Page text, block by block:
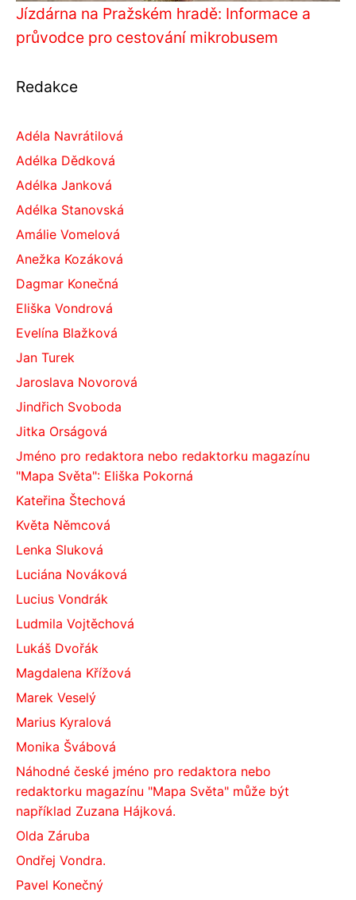
Jízdárna na Pražském hradě: Informace a
průvodce pro cestování mikrobusem
Redakce
Adéla Navrátilová
Adélka Dědková
Adélka Janková
Adélka Stanovská
Amálie Vomelová
Anežka Kozáková
Dagmar Konečná
Eliška Vondrová
Evelína Blažková
Jan Turek
Jaroslava Novorová
Jindřich Svoboda
Jitka Orságová
Jméno pro redaktora nebo redaktorku magazínu
"Mapa Světa": Eliška Pokorná
Kateřina Štechová
Květa Němcová
Lenka Sluková
Luciána Nováková
Lucius Vondrák
Ludmila Vojtěchová
Lukáš Dvořák
Magdalena Křížová
Marek Veselý
Marius Kyralová
Monika Švábová
Náhodné české jméno pro redaktora nebo
redaktorku magazínu "Mapa Světa" může být
například Zuzana Hájková.
Olda Záruba
Ondřej Vondra.
Pavel Konečný